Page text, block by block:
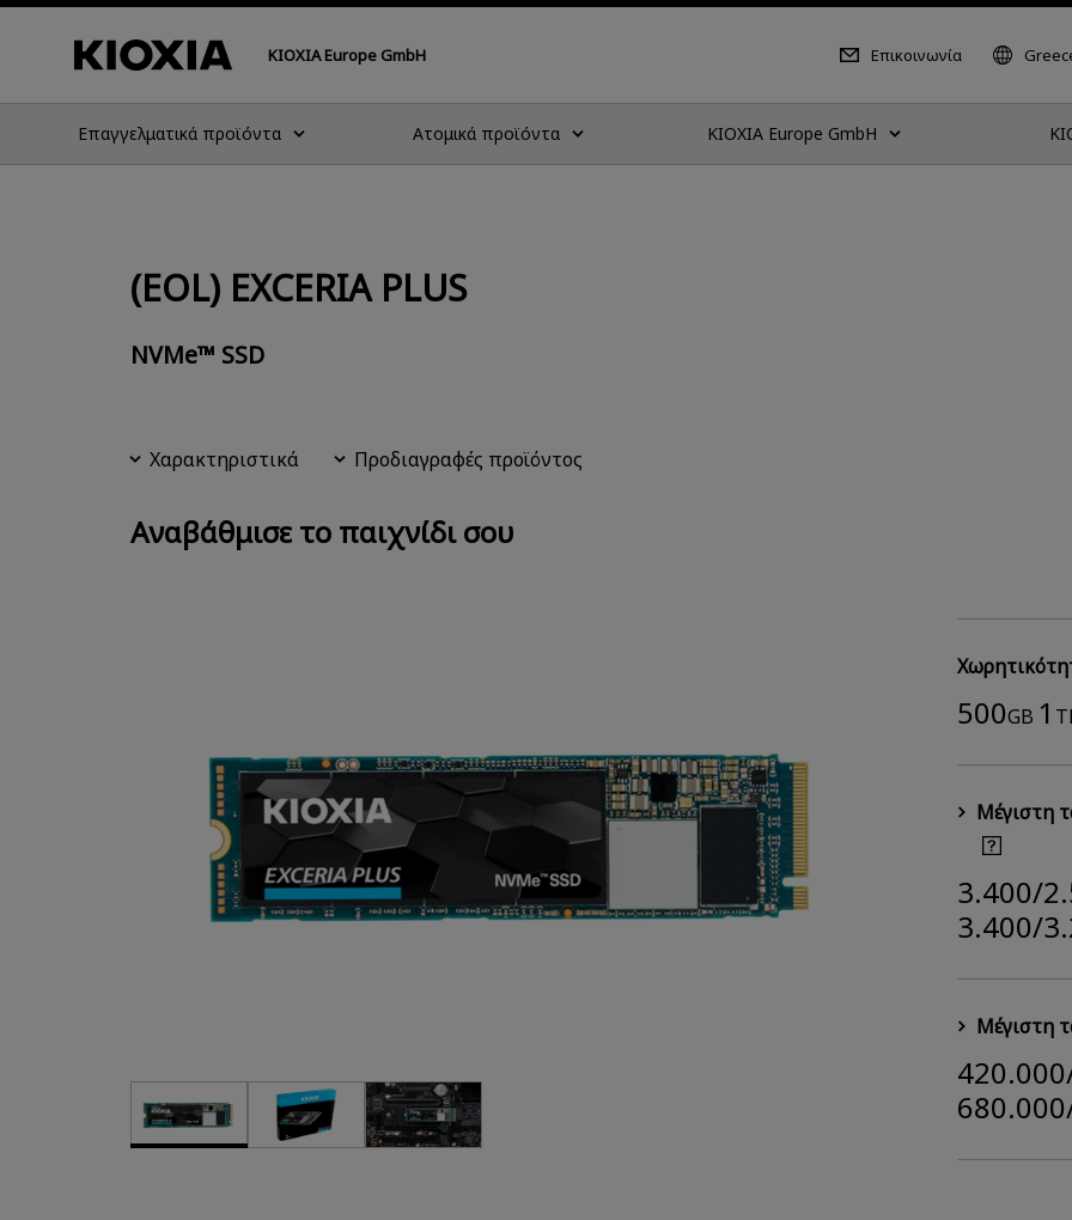
KIOXIA Europe GmbH Επικοινωνία
Επαγγελματικά προϊόντα Ατομικά προϊόντα KIOXIA Europe GmbH
(EOL) EXCERIA PLUS
NVMe™ SSD
Χαρακτηριστικά Προδιαγραφές προϊόντος
Αναβάθμισε το παιχνίδι σου
500GB 1
Μέγιστη
3.400/
3.400/
Μέγιστη